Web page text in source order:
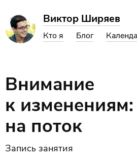
Виктор Ширяев
Кто я Блог
Внимание
к
на поток
Запись занятия